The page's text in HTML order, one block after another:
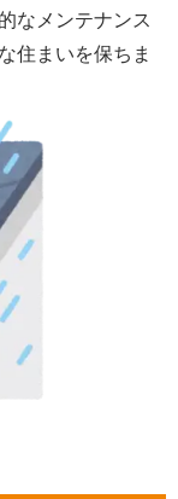
なメンテナンス
住まいを保ちま